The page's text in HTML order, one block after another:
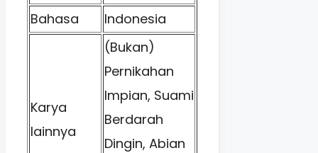
Bahasa
Indonesia
Karya
lainnya
(Bukan)
Pernikahan
Impian, Suami
Berdarah
Dingin, Abian